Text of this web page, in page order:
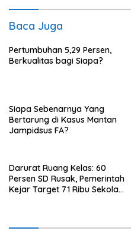
Baca Juga
Pertumbuhan 5,29 Persen,
Berkualitas bagi Siapa?
Siapa Sebenarnya Yang
Bertarung di Kasus Mantan
Jampidsus FA?
Darurat Ruang Kelas: 60
Persen SD Rusak, Pemerintah
Kejar Target 71 Ribu Sekolah